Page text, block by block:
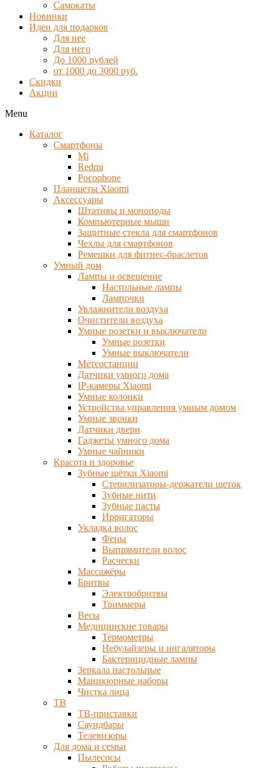
Самокаты
Новинки
Идеи для подарков
Для нее
Для него
До 1000 рублей
от 1000 до 3000 руб.
Скидки
Акции
Menu
Каталог
Смартфоны
Mi
Redmi
Pocophone
Планшеты Xiaomi
Аксессуары
Штативы и моноподы
Компьютерные мыши
Защитные стекла для смартфонов
Чехлы для смартфонов
Ремешки для фитнес-браслетов
Умный дом
Лампы и освещение
Настольные лампы
Лампочки
Увлажнители воздуха
Очистители воздуха
Умные розетки и выключатели
Умные розетки
Умные выключатели
Метеостанции
Датчики умного дома
IP-камеры Xiaomi
Умные колонки
Устройства управления умным домом
Умные звонки
Датчики двери
Гаджеты умного дома
Умные чайники
Красота и здоровье
Зубные щётки Xiaomi
Стерилизаторы-держатели щеток
Зубные нити
Зубные пасты
Ирригаторы
Укладка волос
Фены
Выпрямители волос
Расчески
Массажёры
Бритвы
Электробритвы
Триммеры
Весы
Медицинские товары
Термометры
Небулайзеры и ингаляторы
Бактерицидные лампы
Зеркала настольные
Маникюрные наборы
Чистка лица
ТВ
ТВ-приставки
Саундбары
Телевизоры
Для дома и семьи
Пылесосы